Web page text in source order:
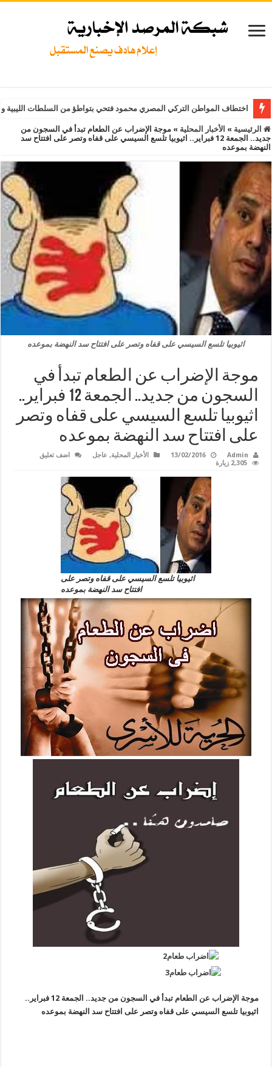
اختطاف المواطن التركي المصري محمود فتحي بتواطؤ من السلطات
الرئيسية » الأخبار المحلية » موجة الإضراب عن الطعام تبدأ في السجون من
جديد.. الجمعة 12 فبراير.. اثيوبيا تلسع السيسي على قفاه وتصر على افتتاح سد
النهضة بموعده
اثيوبيا تلسع السيسي على قفاه وتصر على افتتاح سد النهضة بموعده
موجة الإضراب عن الطعام تبدأ في
السجون من جديد.. الجمعة 12 فبراير..
اثيوبيا تلسع السيسي على قفاه وتصر
على افتتاح سد النهضة بموعده
Admin
13/02/2016 الأخبار المحلية, عاجل
اضف تعليق
2,305 زيارة
اثيوبيا تلسع السيسي على قفاه وتصر على
افتتاح سد النهضة بموعده
موجة الإضراب عن الطعام تبدأ في السجون من جديد.. الجمعة 12 فبراير..
اثيوبيا تلسع السيسي على قفاه وتصر على افتتاح سد النهضة بموعده